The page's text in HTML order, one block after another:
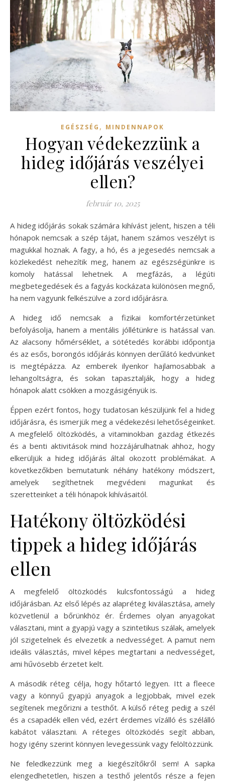
EGÉSZSÉG , MINDENNAPOK
Hogyan védekezzünk a
hideg időjárás veszélyei
ellen?
február 10, 2025
A hideg időjárás sokak számára kihívást jelent, hiszen a téli
hónapok nemcsak a szép tájat, hanem számos veszélyt is
magukkal hoznak. A fagy, a hó, és a jegesedés nemcsak a
közlekedést nehezítik meg, hanem az egészségünkre is
komoly hatással lehetnek. A megfázás, a légúti
megbetegedések és a fagyás kockázata különösen megnő,
ha nem vagyunk felkészülve a zord időjárásra.
A hideg idő nemcsak a fizikai komfortérzetünket
befolyásolja, hanem a mentális jóllétünkre is hatással van.
Az alacsony hőmérséklet, a sötétedés korábbi időpontja
és az esős, borongós időjárás könnyen derűlátó kedvünket
is megtépázza. Az emberek ilyenkor hajlamosabbak a
lehangoltságra, és sokan tapasztalják, hogy a hideg
hónapok alatt csökken a mozgásigényük is.
Éppen ezért fontos, hogy tudatosan készüljünk fel a hideg
időjárásra, és ismerjük meg a védekezési lehetőségeinket.
A megfelelő öltözködés, a vitaminokban gazdag étkezés
és a benti aktivitások mind hozzájárulhatnak ahhoz, hogy
elkerüljük a hideg időjárás által okozott problémákat. A
következőkben bemutatunk néhány hatékony módszert,
amelyek segíthetnek megvédeni magunkat és
szeretteinket a téli hónapok kihívásaitól.
Hatékony öltözködési
tippek a hideg időjárás
ellen
A megfelelő öltözködés kulcsfontosságú a hideg
időjárásban. Az első lépés az alapréteg kiválasztása, amely
közvetlenül a bőrünkhöz ér. Érdemes olyan anyagokat
választani, mint a gyapjú vagy a szintetikus szálak, amelyek
jól szigetelnek és elvezetik a nedvességet. A pamut nem
ideális választás, mivel képes megtartani a nedvességet,
ami hűvösebb érzetet kelt.
A második réteg célja, hogy hőtartó legyen. Itt a fleece
vagy a könnyű gyapjú anyagok a legjobbak, mivel ezek
segítenek megőrizni a testhőt. A külső réteg pedig a szél
és a csapadék ellen véd, ezért érdemes vízálló és szélálló
kabátot választani. A réteges öltözködés segít abban,
hogy igény szerint könnyen levegessünk vagy felöltözzünk.
Ne feledkezzünk meg a kiegészítőkről sem! A sapka
elengedhetetlen, hiszen a testhő jelentős része a fejen